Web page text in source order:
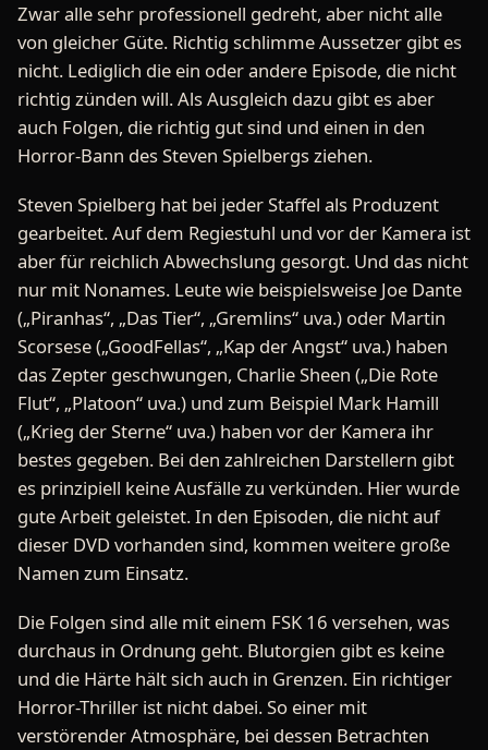
Zwar alle sehr professionell gedreht, aber nicht alle
von gleicher Güte. Richtig schlimme Aussetzer gibt es
nicht. Lediglich die ein oder andere Episode, die nicht
richtig zünden will. Als Ausgleich dazu gibt es aber
auch Folgen, die richtig gut sind und einen in den
Horror-Bann des Steven Spielbergs ziehen.
Steven Spielberg hat bei jeder Staffel als Produzent
gearbeitet. Auf dem Regiestuhl und vor der Kamera ist
aber für reichlich Abwechslung gesorgt. Und das nicht
nur mit Nonames. Leute wie beispielsweise Joe Dante
(„Piranhas“, „Das Tier“, „Gremlins“ uva.) oder Martin
Scorsese („GoodFellas“, „Kap der Angst“ uva.) haben
das Zepter geschwungen, Charlie Sheen („Die Rote
Flut“, „Platoon“ uva.) und zum Beispiel Mark Hamill
(„Krieg der Sterne“ uva.) haben vor der Kamera ihr
bestes gegeben. Bei den zahlreichen Darstellern gibt
es prinzipiell keine Ausfälle zu verkünden. Hier wurde
gute Arbeit geleistet. In den Episoden, die nicht auf
dieser DVD vorhanden sind, kommen weitere große
Namen zum Einsatz.
Die Folgen sind alle mit einem FSK 16 versehen, was
durchaus in Ordnung geht. Blutorgien gibt es keine
und die Härte hält sich auch in Grenzen. Ein richtiger
Horror-Thriller ist nicht dabei. So einer mit
verstörender Atmosphäre, bei dessen Betrachten